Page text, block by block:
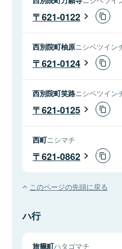
621-0122
西別院町柚原ニシベツイン
621-0124
西別院町笑路ニシベツイン
621-0125
西町ニシマチ
621-0862
このページの先頭に戻る
ハ行
旅籠町ハタゴマチ